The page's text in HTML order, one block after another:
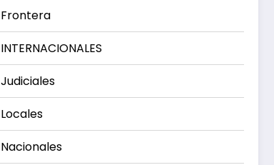
Frontera
INTERNACIONALES
Judiciales
Locales
Nacionales